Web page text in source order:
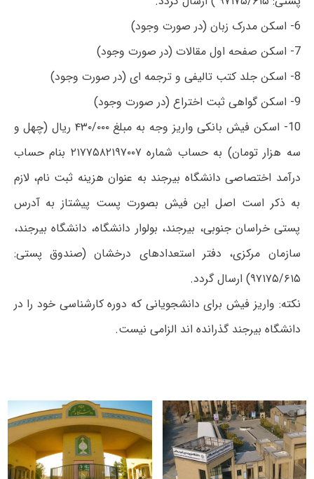
6- اسکن مدرک زبان (در صورت وجود)
7- اسکن صفحه اول مقالات (در صورت وجود)
8- اسکن جلد کتب تالیفی و ترجمه ای (در صورت وجود)
9- اسکن گواهی ثبت اختراع (در صورت وجود)
10- اسکن فیش بانکی واریز وجه به مبلغ ۴۳۰/۰۰۰ ریال (چهل و
سه هزار تومان) به حساب شماره ۲۱۷۷۵۸۲۱۹۷۰۰۷ بنام حساب
درآمد اختصاصی دانشگاه بیرجند به عنوان هزینه ثبت نام، لازم
به ذکر است اصل این فیش بصورت پست پیشتاز به آدرس
پستی خراسان جنوبی، بیرجند، بولوار دانشگاه، دانشگاه بیرجند،
سازمان مرکزی، دفتر استعدادهای درخشان (صندوق پستی:
۹۷۱۷۵/۶۱۵) ارسال گردد.
نکته: واریز فیش برای دانشجویانی که دوره کارشناسی خود را در
دانشگاه بیرجند گذرانده اند الزامی نیست.